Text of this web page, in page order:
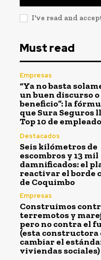
I've read and
Must read
Empresas
“Ya no basta
un buen discurso
beneficio”: la
que Sura Seguros
Top 10 de
Destacados
Seis kilómetros de
escombros y 13 mil
damnificados: el
reactivar el borde
de Coquimbo
Empresas
Construimos
terremotos y
pero no contra el
(esta constructora
cambiar el
viviendas sociales)